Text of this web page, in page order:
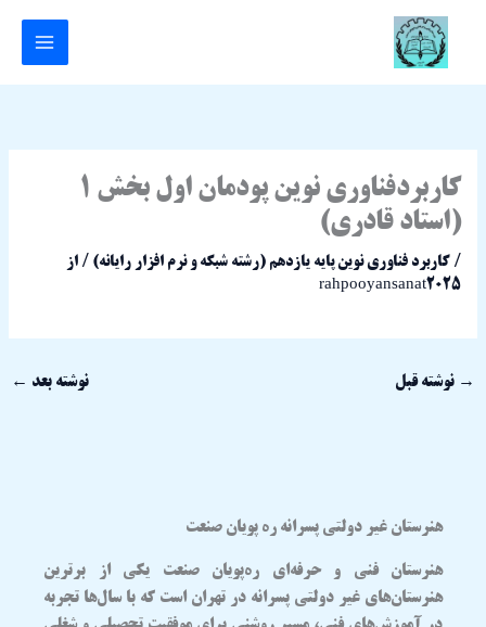
کاربردفناوری نوین پودمان اول بخش 1
(استاد قادری)
/کاربرد فناوری نوین پایه یازدهم (رشته شبکه و نرم افزار رایانه) / از
rahpooyansanat2025
→ نوشته قبل نوشته بعد ←
هنرستان غیر دولتی پسرانه ره پویان صنعت
هنرستان فنی و حرفه‌ای ره‌پویان صنعت یکی از برترین
هنرستان‌های غیر دولتی پسرانه در تهران است که با سال‌ها تجربه